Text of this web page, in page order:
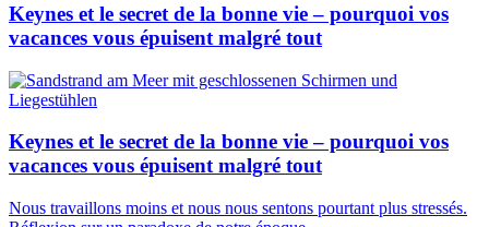
Keynes et le secret de la bonne vie – pourquoi vos
vacances vous épuisent malgré tout
Keynes et le secret de la bonne vie – pourquoi vos
vacances vous épuisent malgré tout
Nous travaillons moins et nous nous sentons pourtant plus stressés.